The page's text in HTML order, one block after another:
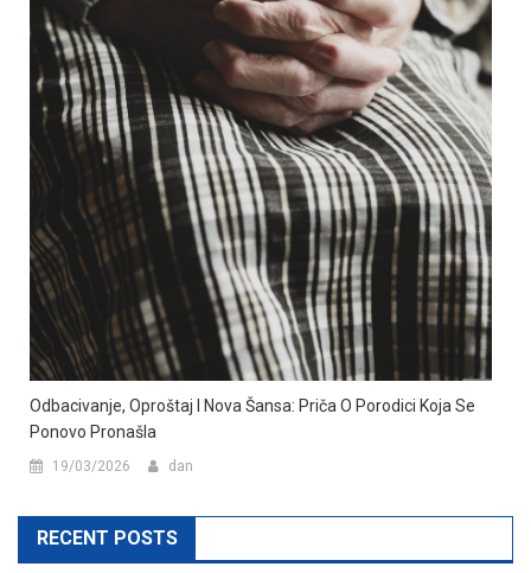
Odbacivanje, Oproštaj I Nova Šansa: Priča O Porodici Koja Se
Ponovo Pronašla
19/03/2026 dan
RECENT POSTS